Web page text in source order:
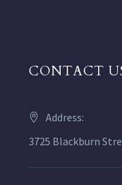
CONTACT
Address:
3725 Blackburn